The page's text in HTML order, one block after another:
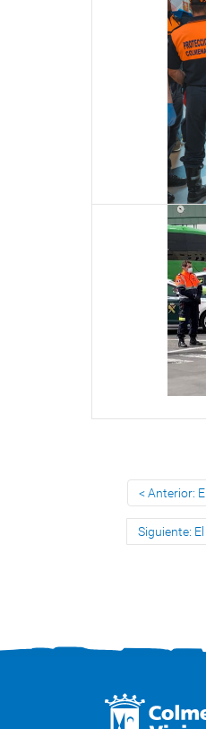
Anterior:
Siguiente: